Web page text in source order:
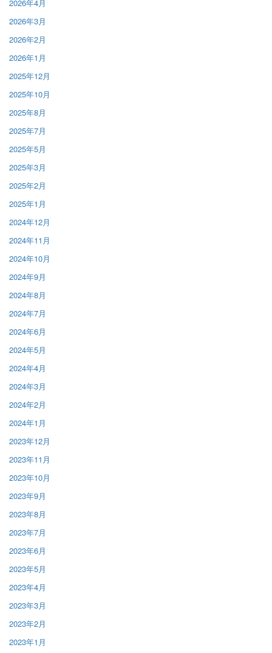
2026年4月
2026年3月
2026年2月
2026年1月
2025年12月
2025年10月
2025年8月
2025年7月
2025年5月
2025年3月
2025年2月
2025年1月
2024年12月
2024年11月
2024年10月
2024年9月
2024年8月
2024年7月
2024年6月
2024年5月
2024年4月
2024年3月
2024年2月
2024年1月
2023年12月
2023年11月
2023年10月
2023年9月
2023年8月
2023年7月
2023年6月
2023年5月
2023年4月
2023年3月
2023年2月
2023年1月